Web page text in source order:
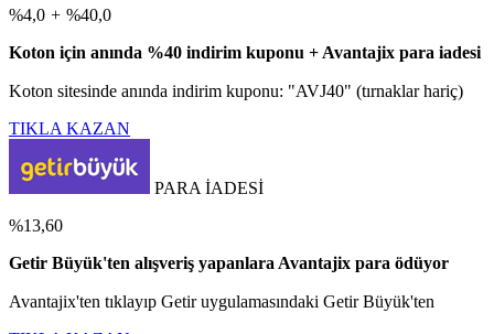
%4,0 + %40,0
Koton için anında %40 indirim kuponu + Avantajix para iadesi
Koton sitesinde anında indirim kuponu: "AVJ40" (tırnaklar hariç)
TIKLA KAZAN
PARA İADESİ
%13,60
Getir Büyük'ten alışveriş yapanlara Avantajix para ödüyor
Avantajix'ten tıklayıp Getir uygulamasındaki Getir Büyük'ten